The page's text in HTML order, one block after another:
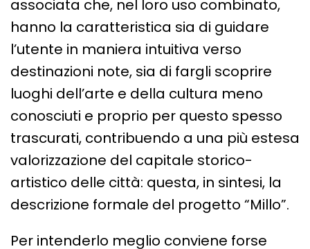
associata che, nel loro uso combinato,
hanno la caratteristica sia di guidare
l’utente in maniera intuitiva verso
destinazioni note, sia di fargli scoprire
luoghi dell’arte e della cultura meno
conosciuti e proprio per questo spesso
trascurati, contribuendo a una più estesa
valorizzazione del capitale storico-
artistico delle città: questa, in sintesi, la
descrizione formale del progetto “Millo”.
Per intenderlo meglio conviene forse